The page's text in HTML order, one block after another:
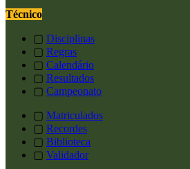
Técnico
▢ Disciplinas
▢ Regras
▢ Calendário
▢ Resultados
▢ Campeonato
▢ Matriculados
▢ Recordes
▢ Biblioteca
▢ Validador